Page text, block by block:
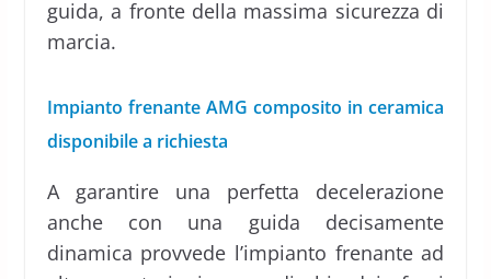
guida, a fronte della massima sicurezza di
marcia.
Impianto frenante AMG composito in ceramica
disponibile a richiesta
A garantire una perfetta decelerazione
anche con una guida decisamente
dinamica provvede l’impianto frenante ad